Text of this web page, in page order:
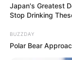
Japan's Greatest
Stop Drinking
BUZZDAY
Polar Bear